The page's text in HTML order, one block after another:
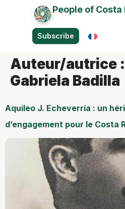
People of Costa
Subscribe
Auteur/autrice :
Gabriela Badilla
Aquileo J. Echeverría : un
d’engagement pour le Costa